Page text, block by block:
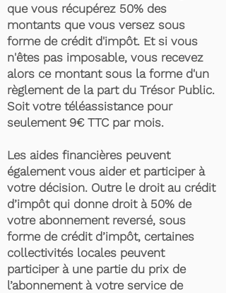
que vous récupérez 50% des
montants que vous versez sous
forme de crédit d'impôt. Et si vous
n'êtes pas imposable, vous recevez
alors ce montant sous la forme d'un
règlement de la part du Trésor Public.
Soit votre téléassistance pour
seulement 9€ TTC par mois.
Les aides financières peuvent
également vous aider et participer à
votre décision. Outre le droit au crédit
d’impôt qui donne droit à 50% de
votre abonnement reversé, sous
forme de crédit d’impôt, certaines
collectivités locales peuvent
participer à une partie du prix de
l’abonnement à votre service de